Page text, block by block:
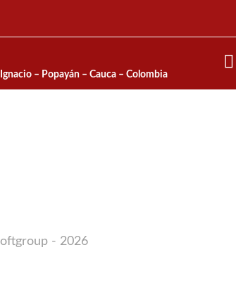
– Popayán – Cauca – Colombia
- 2026